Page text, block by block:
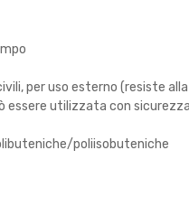
per uso esterno (resiste
essere utilizzata con
poliisobuteniche